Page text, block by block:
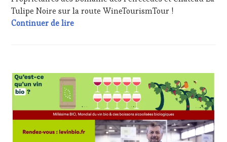
TV,
WEB,
OENOTOURISME,
TERROIR,
PROVENCE
RESTAURATEUR,
CHEF,
CUISINIER,
ŒNOLOGUE,
Tulipe Noire sur la route WineTourismTour !
Continuer de lire#VinTourisme Des étapes en Provence
CLUB
WINE
TASTING
VOUCHER,
CORSICA